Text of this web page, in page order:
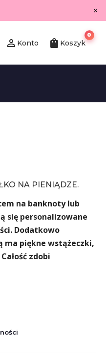
×
person_outline Konto shopping_bag Koszyk
0
NA PIENIĄDZE.
na banknoty lub
się personalizowane
Dodatkowo
piękne wstążeczki,
zdobi